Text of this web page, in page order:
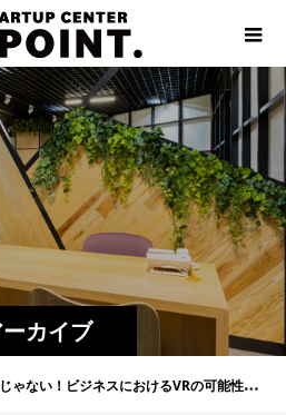
カイブ
るVRの可能性！Meta Quest３でDX推進。各業種におけるVRを使った事例紹介